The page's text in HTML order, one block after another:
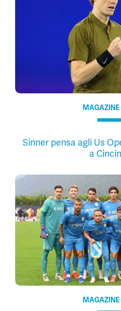
MAGAZINE
Sinner pensa agli Us
a
MAGAZINE